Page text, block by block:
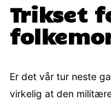
Trikset
Er det vår tur neste
virkelig at den